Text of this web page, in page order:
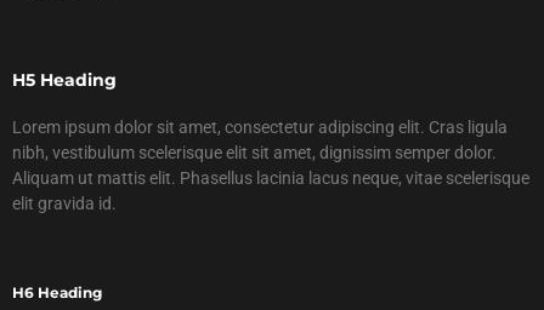
H5 Heading
Lorem ipsum dolor sit amet, consectetur adipiscing elit. Cras ligula
nibh, vestibulum scelerisque elit sit amet, dignissim semper dolor.
Aliquam ut mattis elit. Phasellus lacinia lacus neque, vitae scelerisque
elit gravida id.
H6 Heading